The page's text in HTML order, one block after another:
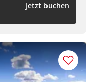
Jetzt buchen